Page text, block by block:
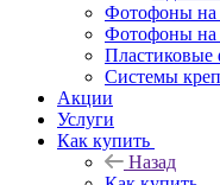
Фотофоны на
Фотофоны на
Системы
Акции
Услуги
Как купить
Назад